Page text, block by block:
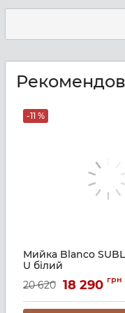
-11 %
Мийка Blanco
U білий
Артикул: A130209
20 620 18 290 грн